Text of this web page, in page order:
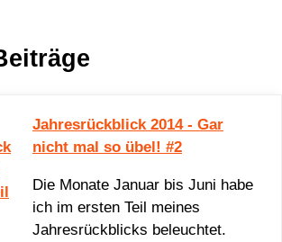
Jahresrückblick 2014 - Gar
nicht mal so übel! #2
Die Monate Januar bis Juni habe
ich im ersten Teil meines
Jahresrückblicks beleuchtet.